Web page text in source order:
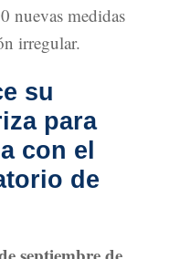
nuevas medidas
irregular.
su
para
con el
de